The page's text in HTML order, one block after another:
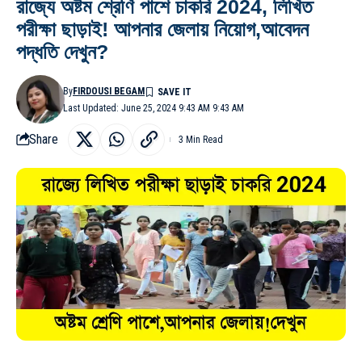
রাজ্যে অষ্টম শ্রেণি পাশে চাকরি 2024, লিখিত
পরীক্ষা ছাড়াই! আপনার জেলায় নিয়োগ,আবেদন
পদ্ধতি দেখুন?
Last Updated: June 25, 2024 9:43 AM 9:43 AM
ByFIRDOUSI BEGAM
Share 3 Min Read